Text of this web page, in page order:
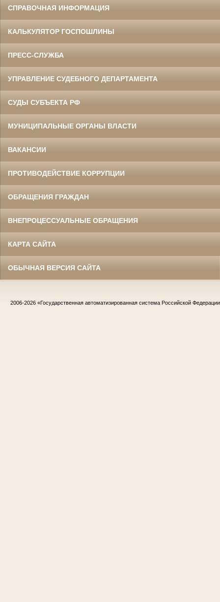
СПРАВОЧНАЯ ИНФОРМАЦИЯ
КАЛЬКУЛЯТОР ГОСПОШЛИНЫ
ПРЕСС-СЛУЖБА
УПРАВЛЕНИЕ СУДЕБНОГО ДЕПАРТАМЕНТА
СУДЫ СУБЪЕКТА РФ
МУНИЦИПАЛЬНЫЕ ОРГАНЫ ВЛАСТИ
ВАКАНСИИ
ПРОТИВОДЕЙСТВИЕ КОРРУПЦИИ
ОБРАЩЕНИЯ ГРАЖДАН
ВНЕПРОЦЕССУАЛЬНЫЕ ОБРАЩЕНИЯ
КАРТА САЙТА
ОБЫЧНАЯ ВЕРСИЯ САЙТА
2006-2026 «Государственная автоматизированная система Российской